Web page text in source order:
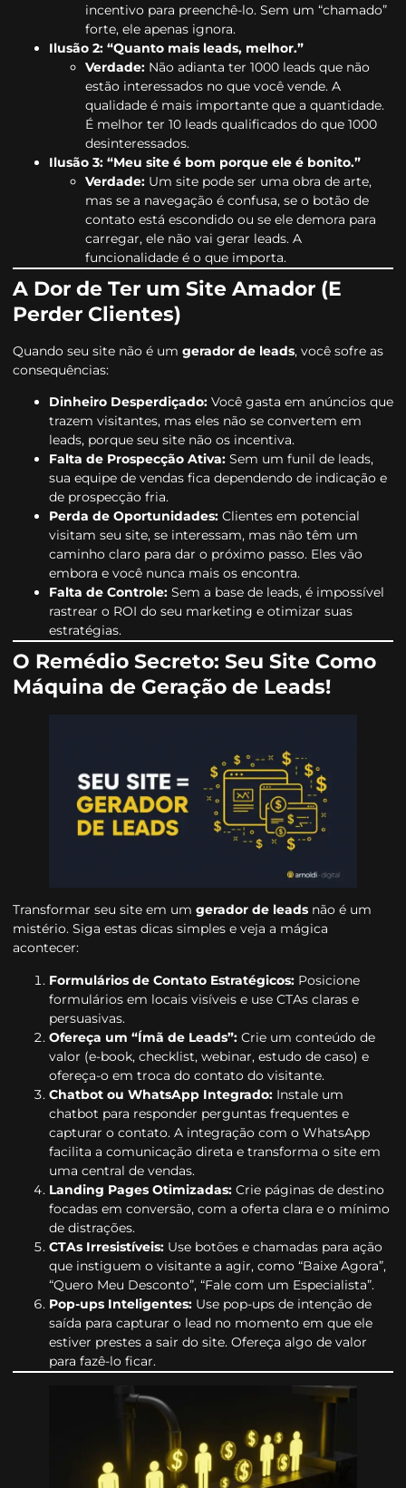
incentivo para preenchê-lo. Sem um “chamado”
forte, ele apenas ignora.
Ilusão 2: “Quanto mais leads, melhor.”
Verdade: Não adianta ter 1000 leads que não
estão interessados no que você vende. A
qualidade é mais importante que a quantidade.
É melhor ter 10 leads qualificados do que 1000
desinteressados.
Ilusão 3: “Meu site é bom porque ele é bonito.”
Verdade: Um site pode ser uma obra de arte,
mas se a navegação é confusa, se o botão de
contato está escondido ou se ele demora para
carregar, ele não vai gerar leads. A
funcionalidade é o que importa.
A Dor de Ter um Site Amador (E
Perder Clientes)
Quando seu site não é um gerador de leads, você sofre as
consequências:
Dinheiro Desperdiçado: Você gasta em anúncios que
trazem visitantes, mas eles não se convertem em
leads, porque seu site não os incentiva.
Falta de Prospecção Ativa: Sem um funil de leads,
sua equipe de vendas fica dependendo de indicação e
de prospecção fria.
Perda de Oportunidades: Clientes em potencial
visitam seu site, se interessam, mas não têm um
caminho claro para dar o próximo passo. Eles vão
embora e você nunca mais os encontra.
Falta de Controle: Sem a base de leads, é impossível
rastrear o ROI do seu marketing e otimizar suas
estratégias.
O Remédio Secreto: Seu Site Como
Máquina de Geração de Leads!
Transformar seu site em um gerador de leads não é um
mistério. Siga estas dicas simples e veja a mágica
acontecer:
Formulários de Contato Estratégicos: Posicione
formulários em locais visíveis e use CTAs claras e
persuasivas.
Ofereça um “Ímã de Leads”: Crie um conteúdo de
valor (e-book, checklist, webinar, estudo de caso) e
ofereça-o em troca do contato do visitante.
Chatbot ou WhatsApp Integrado: Instale um
chatbot para responder perguntas frequentes e
capturar o contato. A integração com o WhatsApp
facilita a comunicação direta e transforma o site em
uma central de vendas.
Landing Pages Otimizadas: Crie páginas de destino
focadas em conversão, com a oferta clara e o mínimo
de distrações.
CTAs Irresistíveis: Use botões e chamadas para ação
que instiguem o visitante a agir, como “Baixe Agora”,
“Quero Meu Desconto”, “Fale com um Especialista”.
Pop-ups Inteligentes: Use pop-ups de intenção de
saída para capturar o lead no momento em que ele
estiver prestes a sair do site. Ofereça algo de valor
para fazê-lo ficar.